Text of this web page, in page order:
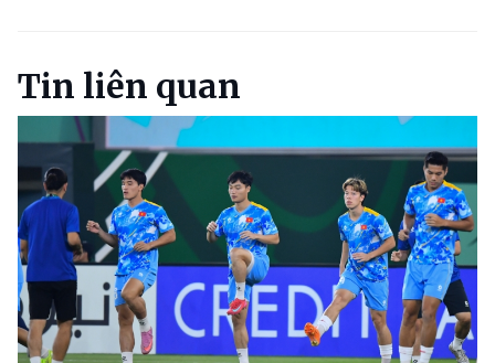
Tin liên quan